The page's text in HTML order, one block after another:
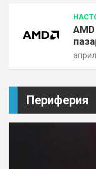
Периферия